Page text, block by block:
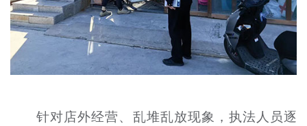
针对店外经营、乱堆乱放现象，执法人员逐